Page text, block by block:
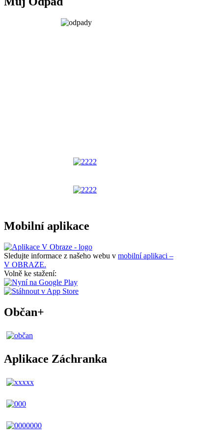
Mobilní aplikace
Sledujte informace z našeho webu v mobilní aplikaci –
V OBRAZE.
Volně ke stažení:
Občan+
Aplikace Záchranka